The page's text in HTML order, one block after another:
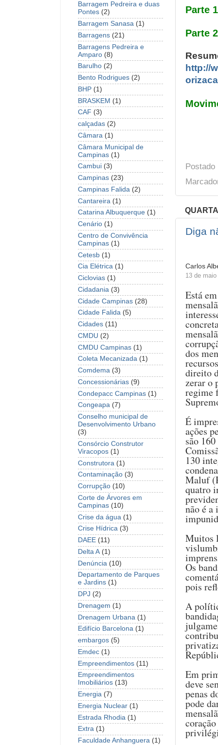
Parte
Parte
http://
Diga
Carlos
13 de
Está
dos
direito
zerar o
regime
É
ações
são
130
Maluf
quatro
não é a
Muitos
Os
pois
A
Em
deve
penas
pode
Barragem Pedreira e duas
Pontes (2)
Barragem Sanasa (1)
Barragens (21)
Barragens Pedreira e
Amparo (8)
Barulho (2)
Bento Rodrigues (2)
BHP (1)
BRASKEM (1)
CAF (3)
calçadas (2)
Câmara (1)
Câmara Municipal de
Campinas (1)
Cambui (3)
Campinas (23)
Campinas Falida (2)
Cantareira (1)
Catarina Albuquerque (1)
Cenário (1)
Centro de Convivência
Campinas (1)
Cetesb (1)
Cia Elétrica (1)
Ciclovias (1)
Cidadania (3)
Cidade Campinas (28)
Cidade Falida (5)
Cidades (11)
CMDU (2)
CMDU Campinas (1)
Coleta Mecanizada (1)
Comdema (3)
Concessionárias (9)
Condepacc Campinas (1)
Congeapa (7)
Conselho municipal de
Desenvolvimento Urbano
(3)
Consórcio Construtor
Viracopos (1)
Construtora (1)
Contaminação (3)
Corrupção (10)
Corte de Árvores em
Campinas (10)
Crise da água (1)
Crise Hídrica (3)
DAEE (11)
Delta A (1)
Denúncia (10)
Departamento de Parques
e Jardins (1)
DPJ (2)
Drenagem (1)
Drenagem Urbana (1)
Edifício Barcelona (1)
embargos (5)
Emdec (1)
Empreendimentos (11)
Empreendimentos
Imobiliários (13)
Energia (7)
Energia Nuclear (1)
Estrada Rhodia (1)
Extra (1)
Faculdade Anhanguera (1)